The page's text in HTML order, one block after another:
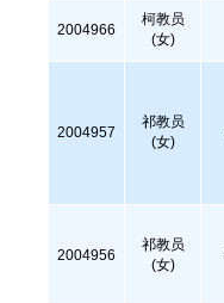
2004966
柯教员
(女)
2004957
祁教员
(女)
2004956
祁教员
(女)